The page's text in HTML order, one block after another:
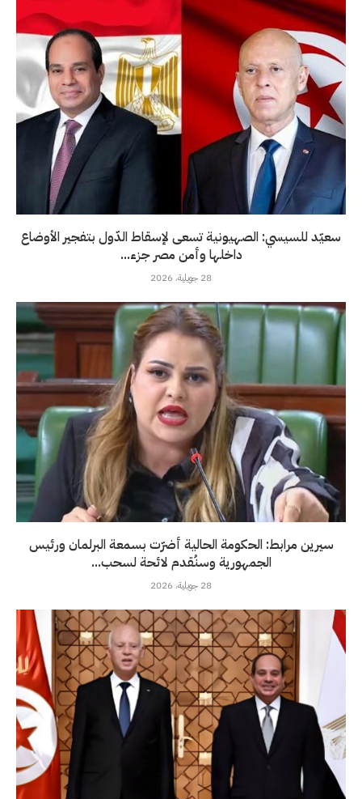
سعيّد للسيسي: الصهيونية تسعى لإسقاط الدّول بتفجير الأوضاع
داخلها وأمن مصر جزء...
28 جويلية، 2026
سيرين مرابط: الحكومة الحالية أضرّت بسمعة البرلمان ورئيس
الجمهورية وسنُقدم لائحة لسحب...
28 جويلية، 2026